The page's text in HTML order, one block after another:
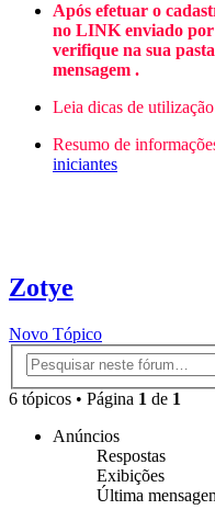
Após efetuar o
no LINK enviado
verifique na sua
mensagem .
Leia dicas de
Resumo de
iniciantes
Zotye
Novo Tópico
6 tópicos • Página 1 de 1
Anúncios
Respostas
Exibições
Última